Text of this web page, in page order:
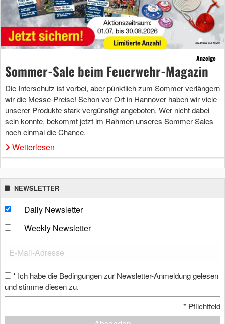
Anzeige
Sommer-Sale beim Feuerwehr-Magazin
Die Interschutz ist vorbei, aber pünktlich zum Sommer verlängern
wir die Messe-Preise! Schon vor Ort in Hannover haben wir viele
unserer Produkte stark vergünstigt angeboten. Wer nicht dabei
sein konnte, bekommt jetzt im Rahmen unseres Sommer-Sales
noch einmal die Chance.
Weiterlesen
NEWSLETTER
Daily Newsletter
Weekly Newsletter
* Ich habe die Bedingungen zur Newsletter-Anmeldung gelesen
und stimme diesen zu.
* Pflichtfeld